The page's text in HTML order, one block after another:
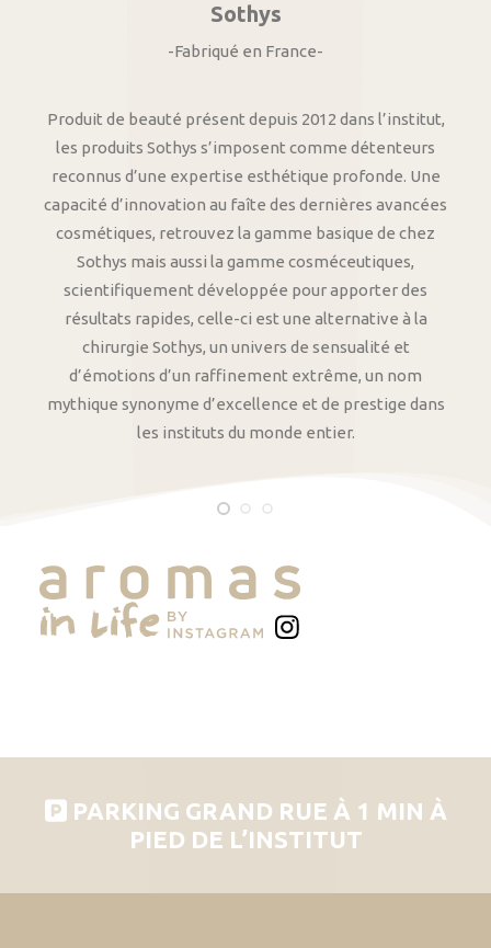
Sothys
-Fabriqué en France-
Produit de beauté présent depuis 2012 dans l’institut,
les produits Sothys s’imposent comme détenteurs
reconnus d’une expertise esthétique profonde. Une
capacité d’innovation au faîte des dernières avancées
cosmétiques, retrouvez la gamme basique de chez
Sothys mais aussi la gamme cosméceutiques,
scientifiquement développée pour apporter des
résultats rapides, celle-ci est une alternative à la
chirurgie Sothys, un univers de sensualité et
d’émotions d’un raffinement extrême, un nom
mythique synonyme d’excellence et de prestige dans
les instituts du monde entier.
PARKING GRAND RUE À 1 MIN À
PIED DE L’INSTITUT